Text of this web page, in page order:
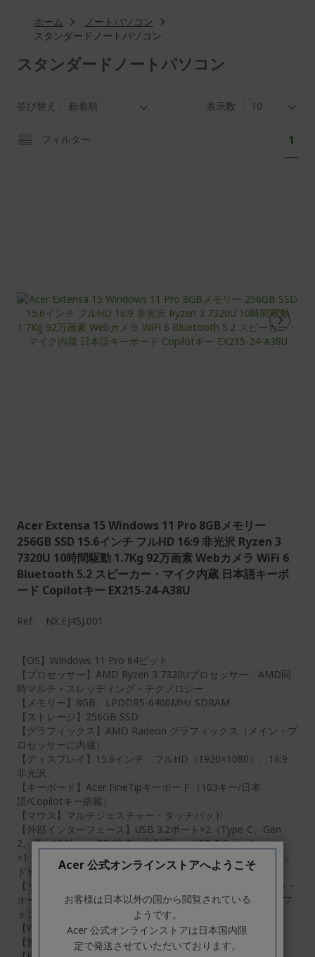
ホーム
ノートパソコン
スタンダードノートパソコン
スタンダードノートパソコン
並び替え 表示数
フィルター
ジ
あ
な
読
ん
1
Acer Extensa 15 Windows 11 Pro 8GBメモリー
256GB SSD 15.6インチ フルHD 16:9 非光沢 Ryzen 3
7320U 10時間駆動 1.7Kg 92万画素 Webカメラ WiFi 6
Bluetooth 5.2 スピーカー・マイク内蔵 日本語キーボ
ード Copilotキー EX215-24-A38U
Ref. NX.EJ4SJ.001
【OS】Windows 11 Pro 64ビット
【プロセッサー】AMD Ryzen 3 7320Uプロセッサー、AMD同
時マルチ・スレッディング・テクノロジー
【メモリー】8GB、LPDDR5-6400MHz SDRAM
【ストレージ】256GB SSD
【グラフィックス】AMD Radeon グラフィックス（メイン・プ
ロセッサーに内蔵）
【ディスプレイ】15.6インチ、フルHD（1920×1080）、16:9、
非光沢
【キーボード】Acer FineTipキーボード（103キー/日本
語/Copilotキー搭載）
【マウス】マルチジェスチャー・タッチパッド
【外部インターフェース】USB 3.2ポート×2（Type-C、Gen
2、最大10Gbps、PD/映像出力対応）、USB 3.2ポート
×1（Type-A、Gen 1、最大5Gbps）、USB 2.0ポート×1、ヘッ
ドセット/スピーカー・ジャック x1、HDMI出力ポート×1
【サウンド機能】Acer PurifiedVoice、ハイ・デフィニション・
オーディオ準拠、内蔵ステレオ・スピーカー、内蔵マイクロフ
ォン×2
【Webカメラ】（フロント）HD Webカメラ（約92万画素）
【無線LAN】IEEE802.11 a/b/g/n/ac/ax準拠（Wi-Fi 6対応）
Acer 公式オンラインストアへようこそ
お客様は日本以外の国から閲覧されている
ようです。
Acer 公式オンラインストアは日本国内限
定で発送させていただいております。